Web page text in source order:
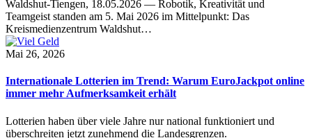
Waldshut-Tiengen, 18.05.2026 — Robotik, Kreativität und
Teamgeist standen am 5. Mai 2026 im Mittelpunkt: Das
Kreismedienzentrum Waldshut…
Mai 26, 2026
Internationale Lotterien im Trend: Warum EuroJackpot online
immer mehr Aufmerksamkeit erhält
Lotterien haben über viele Jahre nur national funktioniert und
überschreiten jetzt zunehmend die Landesgrenzen.